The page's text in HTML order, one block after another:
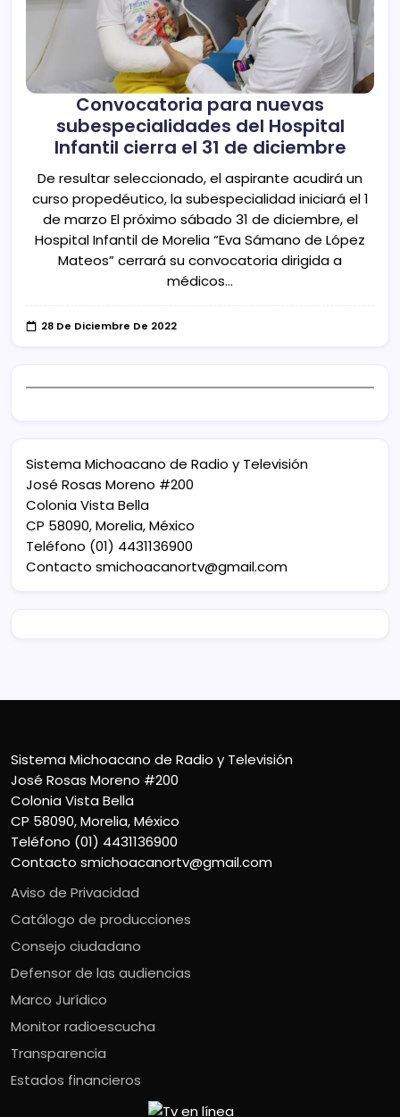
Convocatoria para nuevas
subespecialidades del Hospital
Infantil cierra el 31 de diciembre
De resultar seleccionado, el aspirante acudirá un
curso propedéutico, la subespecialidad iniciará el 1
de marzo El próximo sábado 31 de diciembre, el
Hospital Infantil de Morelia “Eva Sámano de López
Mateos” cerrará su convocatoria dirigida a
médicos…
28 De Diciembre De 2022
Sistema Michoacano de Radio y Televisión
José Rosas Moreno #200
Colonia Vista Bella
CP 58090, Morelia, México
Teléfono (01) 4431136900
Contacto smichoacanortv@gmail.com
Sistema Michoacano de Radio y Televisión
José Rosas Moreno #200
Colonia Vista Bella
CP 58090, Morelia, México
Teléfono (01) 4431136900
Contacto smichoacanortv@gmail.com
Aviso de Privacidad
Catálogo de producciones
Consejo ciudadano
Defensor de las audiencias
Marco Jurídico
Monitor radioescucha
Transparencia
Estados financieros